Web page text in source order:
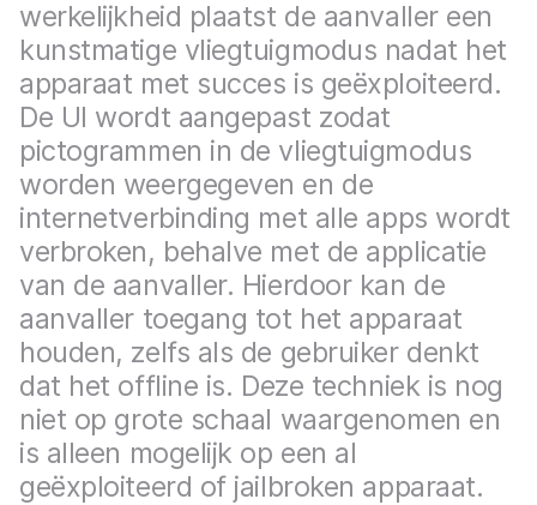
werkelijkheid plaatst de aanvaller een
kunstmatige vliegtuigmodus nadat het
apparaat met succes is geëxploiteerd.
De UI wordt aangepast zodat
pictogrammen in de vliegtuigmodus
worden weergegeven en de
internetverbinding met alle apps wordt
verbroken, behalve met de applicatie
van de aanvaller. Hierdoor kan de
aanvaller toegang tot het apparaat
houden, zelfs als de gebruiker denkt
dat het offline is. Deze techniek is nog
niet op grote schaal waargenomen en
is alleen mogelijk op een al
geëxploiteerd of jailbroken apparaat.